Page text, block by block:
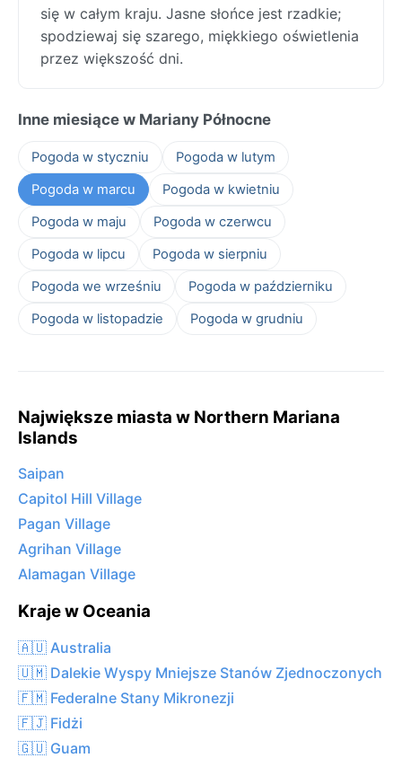
się w całym kraju. Jasne słońce jest rzadkie;
spodziewaj się szarego, miękkiego oświetlenia
przez większość dni.
Inne miesiące w Mariany Północne
Pogoda w styczniu
Pogoda w lutym
Pogoda w marcu
Pogoda w kwietniu
Pogoda w maju
Pogoda w czerwcu
Pogoda w lipcu
Pogoda w sierpniu
Pogoda we wrześniu
Pogoda w październiku
Pogoda w listopadzie
Pogoda w grudniu
Największe miasta w Northern Mariana
Islands
Saipan
Capitol Hill Village
Pagan Village
Agrihan Village
Alamagan Village
Kraje w Oceania
🇦🇺 Australia
🇺🇲 Dalekie Wyspy Mniejsze Stanów Zjednoczonych
🇫🇲 Federalne Stany Mikronezji
🇫🇯 Fidżi
🇬🇺 Guam